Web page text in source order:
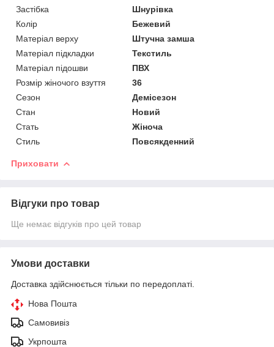
Застібка
Шнурівка
Колір
Бежевий
Матеріал верху
Штучна замша
Матеріал підкладки
Текстиль
Матеріал підошви
ПВХ
Розмір жіночого взуття
36
Сезон
Демісезон
Стан
Новий
Стать
Жіноча
Стиль
Повсякденний
Приховати
Відгуки про товар
Ще немає відгуків про цей товар
Умови доставки
Доставка здійснюється тільки по передоплаті.
Нова Пошта
Самовивіз
Укрпошта